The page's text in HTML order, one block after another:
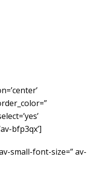
bfp3qx’]
small-font-size=” av-